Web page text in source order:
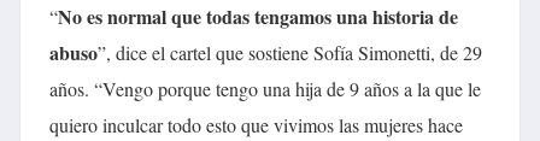
“No es normal que todas tengamos una historia de
abuso”, dice el cartel que sostiene Sofía Simonetti, de 29
años. “Vengo porque tengo una hija de 9 años a la que le
quiero inculcar todo esto que vivimos las mujeres hace